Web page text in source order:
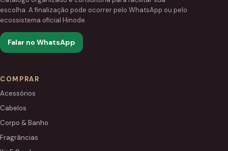
escolha. A finalização pode ocorrer pelo WhatsApp ou pelo
ecossistema oficial Hinode.
Falar no WhatsApp
COMPRAR
Acessórios
Cabelos
Corpo & Banho
Fragrâncias